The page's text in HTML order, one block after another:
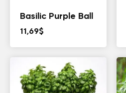
Basilic Purple Ball
11,69$